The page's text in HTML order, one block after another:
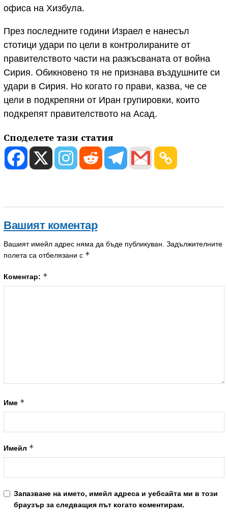
офиса на Хизбула.
През последните години Израел е нанесъл
стотици удари по цели в контролираните от
правителството части на разкъсваната от война
Сирия. Обикновено тя не признава въздушните си
удари в Сирия. Но когато го прави, казва, че се
цели в подкрепяни от Иран групировки, които
подкрепят правителството на Асад.
Споделете тази статия
Вашият коментар
Вашият имейл адрес няма да бъде публикуван. Задължителните
полета са отбелязани с *
Коментар: *
Име *
Имейл *
Запазване на името, имейл адреса и уебсайта ми в този
браузър за следващия път когато коментирам.